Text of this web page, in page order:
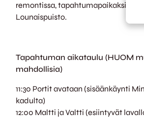
remontissa, tapahtumapaikaksi on
Lounaispuisto.
Tapahtuman aikataulu (HUOM
mahdollisia)
11:30 Portit avataan (sisäänkäynti
kadulta)
12:00 Maltti ja Valtti (esiintyvät